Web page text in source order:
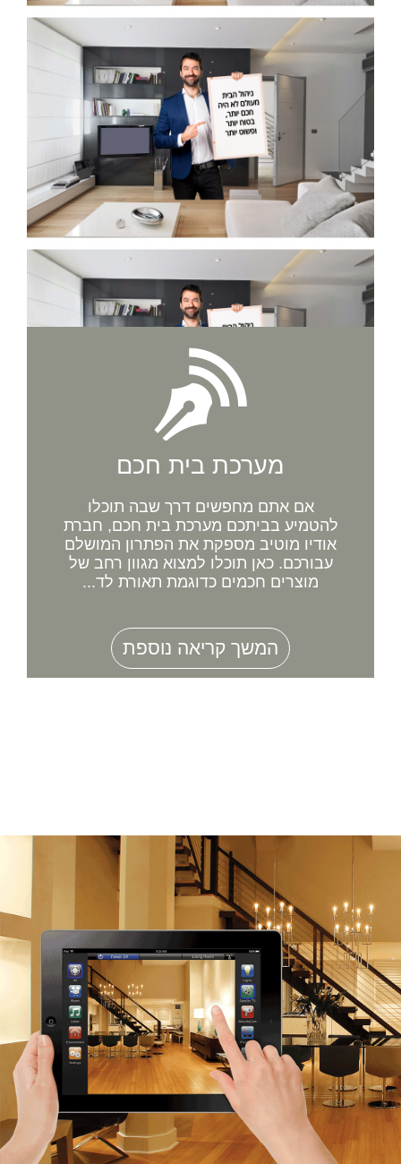
מערכת בית חכם
אם אתם מחפשים דרך שבה תוכלו
להטמיע בביתכם מערכת בית חכם, חברת
אודיו מוטיב מספקת את הפתרון המושלם
עבורכם. כאן תוכלו למצוא מגוון רחב של
מוצרים חכמים כדוגמת תאורת לד...
המשך קריאה נוספת